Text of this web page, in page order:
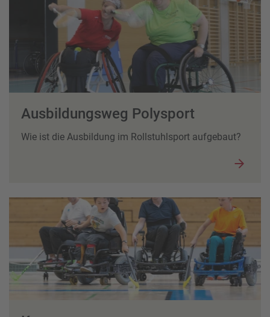
Ausbildungsweg Polysport
Wie ist die Ausbildung im Rollstuhlsport aufgebaut?